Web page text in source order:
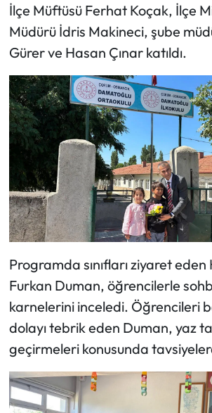
İlçe Müftüsü Ferhat Koçak, İlçe
Müdürü İdris Makineci, şube
Gürer ve Hasan Çınar katıldı.
Programda sınıfları ziyaret
Furkan Duman, öğrencilerle
karnelerini inceledi. Öğrencileri
dolayı tebrik eden Duman, yaz
geçirmeleri konusunda
Resmi Reklam
Sağlık
Siyaset
Spor
Sungurlu Haberleri
Turizm
Uğurludağ Haberleri
Yaşam
Yayla Haber
Yemek Tarifleri
Yerel Haberler